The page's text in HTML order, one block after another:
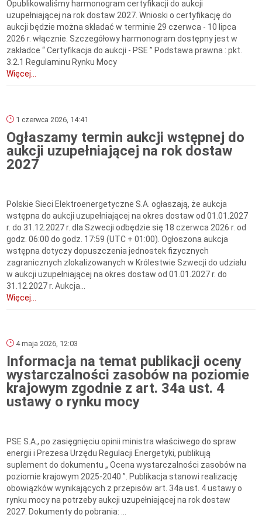
Opublikowaliśmy harmonogram certyfikacji do aukcji
uzupełniającej na rok dostaw 2027. Wnioski o certyfikację do
aukcji będzie można składać w terminie 29 czerwca - 10 lipca
2026 r. włącznie. Szczegółowy harmonogram dostępny jest w
zakładce “ Certyfikacja do aukcji - PSE ” Podstawa prawna : pkt.
3.2.1 Regulaminu Rynku Mocy
Więcej...
1 czerwca 2026, 14:41
Ogłaszamy termin aukcji wstępnej do
aukcji uzupełniającej na rok dostaw
2027
Polskie Sieci Elektroenergetyczne S.A. ogłaszają, że aukcja
wstępna do aukcji uzupełniającej na okres dostaw od 01.01.2027
r. do 31.12.2027 r. dla Szwecji odbędzie się 18 czerwca 2026 r. od
godz. 06:00 do godz. 17:59 (UTC + 01:00). Ogłoszona aukcja
wstępna dotyczy dopuszczenia jednostek fizycznych
zagranicznych zlokalizowanych w Królestwie Szwecji do udziału
w aukcji uzupełniającej na okres dostaw od 01.01.2027 r. do
31.12.2027 r. Aukcja...
Więcej...
4 maja 2026, 12:03
Informacja na temat publikacji oceny
wystarczalności zasobów na poziomie
krajowym zgodnie z art. 34a ust. 4
ustawy o rynku mocy
PSE S.A., po zasięgnięciu opinii ministra właściwego do spraw
energii i Prezesa Urzędu Regulacji Energetyki, publikują
suplement do dokumentu „ Ocena wystarczalności zasobów na
poziomie krajowym 2025-2040 ”. Publikacja stanowi realizację
obowiązków wynikających z przepisów art. 34a ust. 4 ustawy o
rynku mocy na potrzeby aukcji uzupełniającej na rok dostaw
2027. Dokumenty do pobrania: ...